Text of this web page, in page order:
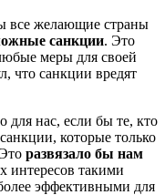
все желающие страны
санкции. Это
меры для своей
что санкции вредят
нас, если бы те, кто
которые только
развязало бы нам
интересов такими
эффективными для